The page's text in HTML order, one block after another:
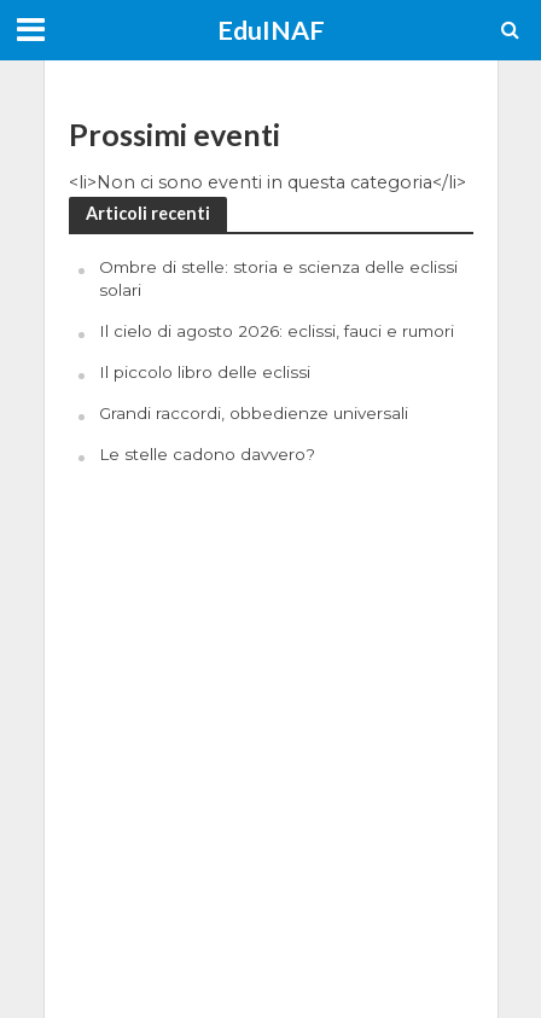
EduINAF
Prossimi eventi
<li>Non ci sono eventi in questa categoria</li>
Articoli recenti
Ombre di stelle: storia e scienza delle eclissi
solari
Il cielo di agosto 2026: eclissi, fauci e rumori
Il piccolo libro delle eclissi
Grandi raccordi, obbedienze universali
Le stelle cadono davvero?